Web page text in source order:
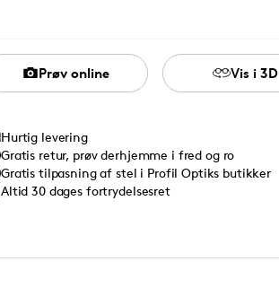
Prøv online Vis i 3D
Hurtig levering
Gratis retur, prøv derhjemme i fred og ro
Gratis tilpasning af stel i Profil Optiks butikker
Altid 30 dages fortrydelsesret